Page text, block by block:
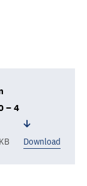
– 4
Download